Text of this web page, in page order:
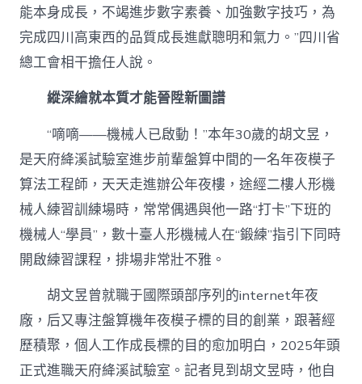
能本身成長，不竭進步數字素養、加強數字技巧，為
完成四川高東西的品質成長進獻聰明和氣力。”四川省
總工會相干擔任人說。
縱深繪就本質才能晉陞新圖譜
“嘀嘀——機械人已啟動！”本年30歲的胡文昱，
是天府絳溪試驗室進步前輩盤算中間的一名年夜模子
算法工程師，天天走進辦公年夜樓，途經二樓人形機
械人練習訓練場時，常常偶遇與他一路“打卡”下班的
機械人“學員”，數十臺人形機械人在“鍛練”指引下同時
開啟練習課程，排場非常壯不雅。
胡文昱曾就職于國際頭部序列的internet年夜
廠，后又專注盤算機年夜模子標的目的創業，跟著經
歷積聚，個人工作成長標的目的愈加明白，2025年頭
正式進職天府絳溪試驗室。記者見到胡文昱時，他自